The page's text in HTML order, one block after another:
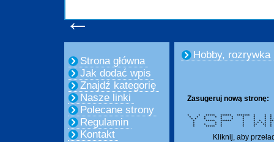
←
Strona główna
Jak dodać wpis
Znajdź kategorię
Nasze linki
Polecane strony
Regulamin
Kontakt
Hobby, rozrywka
Zasugeruj nową stronę:
* * ***** ****** ******* * *
* * * * * * * * *
* * * * * * * * *
* ***** ****** * * *
* * * * * * * * *
* * * * * ** ** *
* ***** * * * * * *
Kliknij, aby